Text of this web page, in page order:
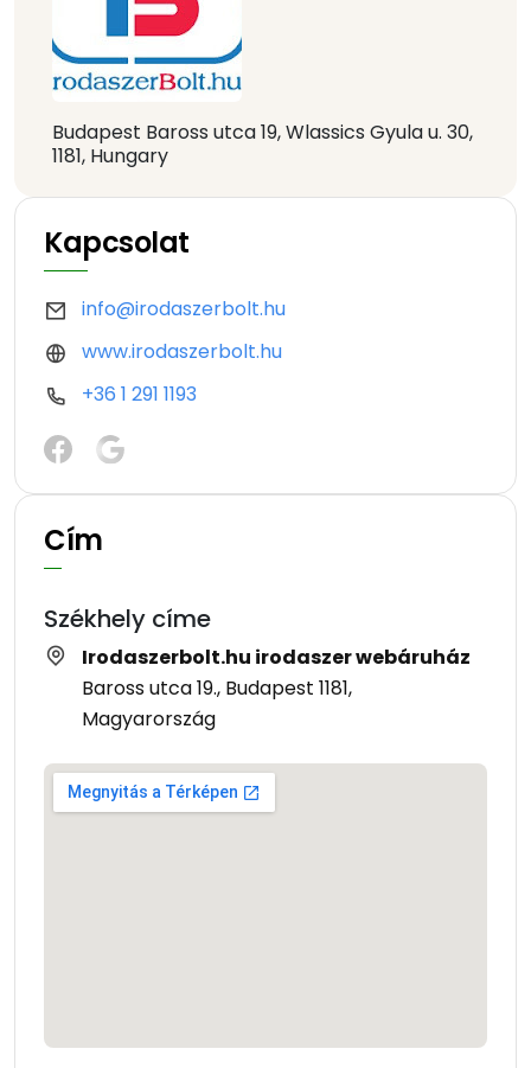
Budapest Baross utca 19, Wlassics Gyula u. 30,
1181, Hungary
Kapcsolat
info@irodaszerbolt.hu
www.irodaszerbolt.hu
+36 1 291 1193
Cím
Székhely címe
Irodaszerbolt.hu irodaszer webáruház
Baross utca 19., Budapest 1181,
Magyarország